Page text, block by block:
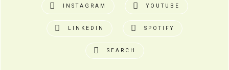
INSTAGRAM YOUTUBE
LINKEDIN SPOTIFY
SEARCH